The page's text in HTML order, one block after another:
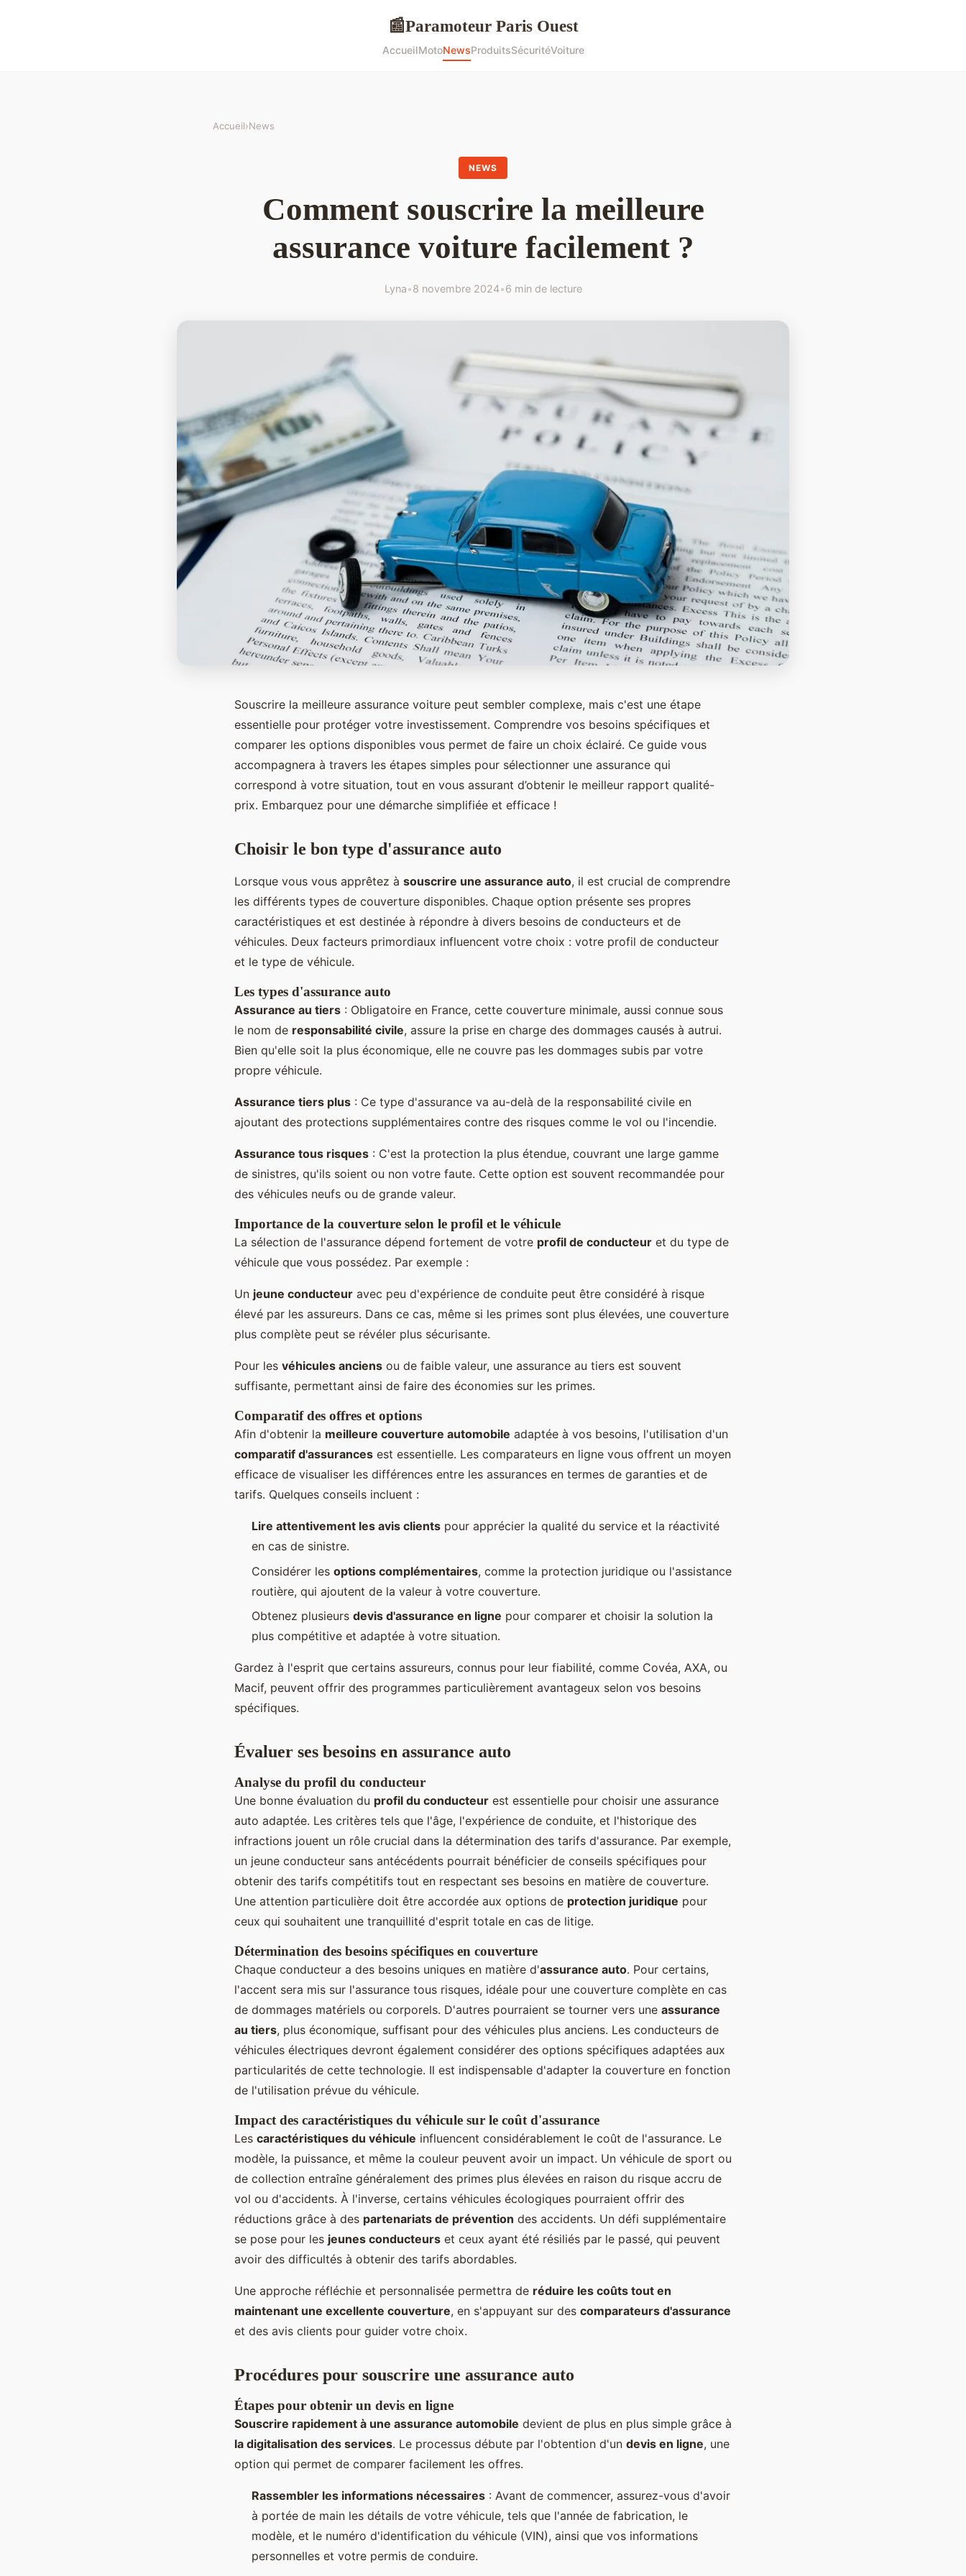
📰Paramoteur Paris Ouest
AccueilMotoNewsProduitsSécuritéVoiture
Accueil›News
NEWS
Comment souscrire la meilleure
assurance voiture facilement ?
Lyna•8 novembre 2024•6 min de lecture
Souscrire la meilleure assurance voiture peut sembler complexe, mais c'est une étape
essentielle pour protéger votre investissement. Comprendre vos besoins spécifiques et
comparer les options disponibles vous permet de faire un choix éclairé. Ce guide vous
accompagnera à travers les étapes simples pour sélectionner une assurance qui
correspond à votre situation, tout en vous assurant d’obtenir le meilleur rapport qualité-
prix. Embarquez pour une démarche simplifiée et efficace !
Choisir le bon type d'assurance auto
Lorsque vous vous apprêtez à souscrire une assurance auto, il est crucial de comprendre
les différents types de couverture disponibles. Chaque option présente ses propres
caractéristiques et est destinée à répondre à divers besoins de conducteurs et de
véhicules. Deux facteurs primordiaux influencent votre choix : votre profil de conducteur
et le type de véhicule.
Les types d'assurance auto
Assurance au tiers : Obligatoire en France, cette couverture minimale, aussi connue sous
le nom de responsabilité civile, assure la prise en charge des dommages causés à autrui.
Bien qu'elle soit la plus économique, elle ne couvre pas les dommages subis par votre
propre véhicule.
Assurance tiers plus : Ce type d'assurance va au-delà de la responsabilité civile en
ajoutant des protections supplémentaires contre des risques comme le vol ou l'incendie.
Assurance tous risques : C'est la protection la plus étendue, couvrant une large gamme
de sinistres, qu'ils soient ou non votre faute. Cette option est souvent recommandée pour
des véhicules neufs ou de grande valeur.
Importance de la couverture selon le profil et le véhicule
La sélection de l'assurance dépend fortement de votre profil de conducteur et du type de
véhicule que vous possédez. Par exemple :
Un jeune conducteur avec peu d'expérience de conduite peut être considéré à risque
élevé par les assureurs. Dans ce cas, même si les primes sont plus élevées, une couverture
plus complète peut se révéler plus sécurisante.
Pour les véhicules anciens ou de faible valeur, une assurance au tiers est souvent
suffisante, permettant ainsi de faire des économies sur les primes.
Comparatif des offres et options
Afin d'obtenir la meilleure couverture automobile adaptée à vos besoins, l'utilisation d'un
comparatif d'assurances est essentielle. Les comparateurs en ligne vous offrent un moyen
efficace de visualiser les différences entre les assurances en termes de garanties et de
tarifs. Quelques conseils incluent :
Lire attentivement les avis clients pour apprécier la qualité du service et la réactivité
en cas de sinistre.
Considérer les options complémentaires, comme la protection juridique ou l'assistance
routière, qui ajoutent de la valeur à votre couverture.
Obtenez plusieurs devis d'assurance en ligne pour comparer et choisir la solution la
plus compétitive et adaptée à votre situation.
Gardez à l'esprit que certains assureurs, connus pour leur fiabilité, comme Covéa, AXA, ou
Macif, peuvent offrir des programmes particulièrement avantageux selon vos besoins
spécifiques.
Évaluer ses besoins en assurance auto
Analyse du profil du conducteur
Une bonne évaluation du profil du conducteur est essentielle pour choisir une assurance
auto adaptée. Les critères tels que l'âge, l'expérience de conduite, et l'historique des
infractions jouent un rôle crucial dans la détermination des tarifs d'assurance. Par exemple,
un jeune conducteur sans antécédents pourrait bénéficier de conseils spécifiques pour
obtenir des tarifs compétitifs tout en respectant ses besoins en matière de couverture.
Une attention particulière doit être accordée aux options de protection juridique pour
ceux qui souhaitent une tranquillité d'esprit totale en cas de litige.
Détermination des besoins spécifiques en couverture
Chaque conducteur a des besoins uniques en matière d'assurance auto. Pour certains,
l'accent sera mis sur l'assurance tous risques, idéale pour une couverture complète en cas
de dommages matériels ou corporels. D'autres pourraient se tourner vers une assurance
au tiers, plus économique, suffisant pour des véhicules plus anciens. Les conducteurs de
véhicules électriques devront également considérer des options spécifiques adaptées aux
particularités de cette technologie. Il est indispensable d'adapter la couverture en fonction
de l'utilisation prévue du véhicule.
Impact des caractéristiques du véhicule sur le coût d'assurance
Les caractéristiques du véhicule influencent considérablement le coût de l'assurance. Le
modèle, la puissance, et même la couleur peuvent avoir un impact. Un véhicule de sport ou
de collection entraîne généralement des primes plus élevées en raison du risque accru de
vol ou d'accidents. À l'inverse, certains véhicules écologiques pourraient offrir des
réductions grâce à des partenariats de prévention des accidents. Un défi supplémentaire
se pose pour les jeunes conducteurs et ceux ayant été résiliés par le passé, qui peuvent
avoir des difficultés à obtenir des tarifs abordables.
Une approche réfléchie et personnalisée permettra de réduire les coûts tout en
maintenant une excellente couverture, en s'appuyant sur des comparateurs d'assurance
et des avis clients pour guider votre choix.
Procédures pour souscrire une assurance auto
Étapes pour obtenir un devis en ligne
Souscrire rapidement à une assurance automobile devient de plus en plus simple grâce à
la digitalisation des services. Le processus débute par l'obtention d'un devis en ligne, une
option qui permet de comparer facilement les offres.
Rassembler les informations nécessaires : Avant de commencer, assurez-vous d'avoir
à portée de main les détails de votre véhicule, tels que l'année de fabrication, le
modèle, et le numéro d'identification du véhicule (VIN), ainsi que vos informations
personnelles et votre permis de conduire.